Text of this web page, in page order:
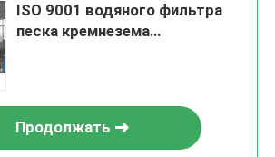
ISO 9001 водяного фильтра
песка кремнезема
Продолжать